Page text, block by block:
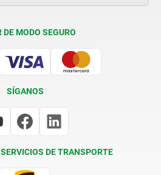
DE MODO SEGURO
SÍGANOS
DE TRANSPORTE